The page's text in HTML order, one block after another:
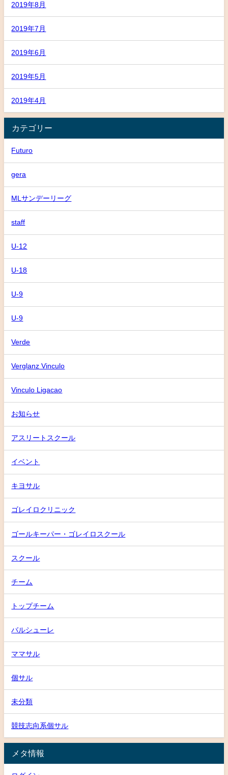
2019年8月
2019年7月
2019年6月
2019年5月
2019年4月
カテゴリー
Futuro
gera
MLサンデーリーグ
staff
U-12
U-18
U-9
U-9
Verde
Verglanz Vinculo
Vinculo Ligacao
お知らせ
アスリートスクール
イベント
キヨサル
ゴレイロクリニック
ゴールキーパー・ゴレイロスクール
スクール
チーム
トップチーム
バルシューレ
ママサル
個サル
未分類
競技志向系個サル
メタ情報